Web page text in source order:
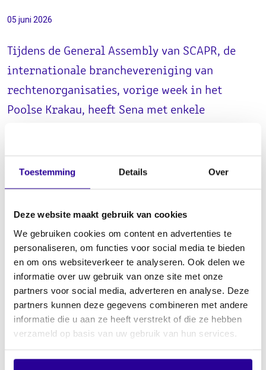
Toestemming Details Over
Deze website maakt gebruik van cookies
We gebruiken cookies om content en advertenties te
personaliseren, om functies voor social media te bieden
en om ons websiteverkeer te analyseren. Ook delen we
informatie over uw gebruik van onze site met onze
partners voor social media, adverteren en analyse. Deze
partners kunnen deze gegevens combineren met andere
informatie die u aan ze heeft verstrekt of die ze hebben
verzameld op basis van uw gebruik van hun services.
05 juni 2026
Tijdens de General Assembly van SCAPR, de
internationale branchevereniging van
rechtenorganisaties, vorige week in het
Poolse Krakau, heeft Sena met enkele
Met de volgende organisaties zijn de overeenkomsten
vernieuwd:
· IPF uit Slovenië – bilaterale overeenkomst
· SAWP uit Polen – unilaterale overeenkomst